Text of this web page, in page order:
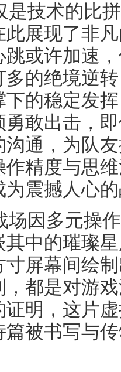
是技术的比
展现了非
跳或许加速
的绝境逆
的稳定发
敢出击，
通，为队
作精度与思
震撼人心
场因多元操
中的璀璨
寸屏幕间绘
都是对游
证明，这片
篇被书写与